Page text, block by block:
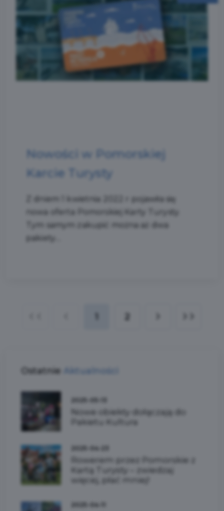
Nowości w Pomorskiej
Karcie Turysty
Z dniem 1 kwietnia 2022 r pojawiła się
nowa oferta Pomorskiej Karty Turysty.
Tym samym zakupić można aż dwa
pakiety....
Ostatnie Aktualności
Nowe obiekty dołączają do
Pakietu Kultura
Rowerem przez Pomorskie z
Kartą Turysty – zwiedzaj
więcej, płać mniej!